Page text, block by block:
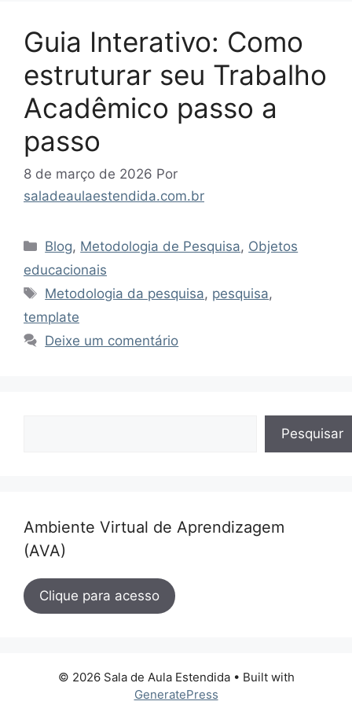
Guia Interativo: Como
estruturar seu Trabalho
Acadêmico passo a
passo
8 de março de 2026 Por
saladeaulaestendida.com.br
Categorias
Blog, Metodologia de Pesquisa, Objetos
educacionais
Tags
Metodologia da pesquisa, pesquisa,
template
Deixe um comentário
Pesquisar
Ambiente Virtual de Aprendizagem
(AVA)
Clique para acesso
© 2026 Sala de Aula Estendida• Built with
GeneratePress